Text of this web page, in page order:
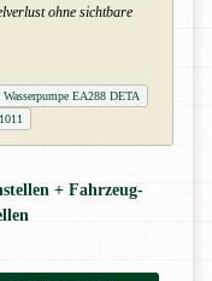
ohne sichtbare
Wasserpumpe EA288 DETA
+ Fahrzeug-